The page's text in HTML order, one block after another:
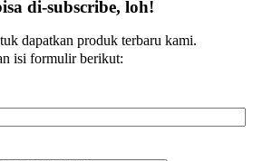
di-subscribe, loh!
dapatkan produk terbaru kami.
isi formulir berikut: